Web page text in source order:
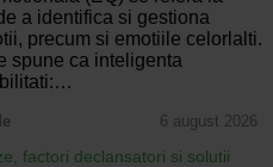
a identifica si gestiona
precum si emotiile celorlalti.
spune ca inteligenta
6 august 2026
factori declansatori si solutii